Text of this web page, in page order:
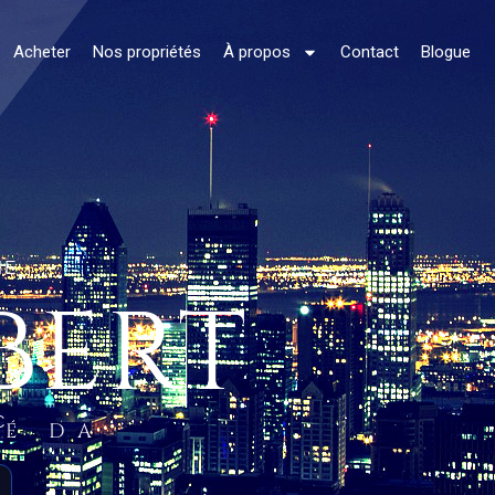
Acheter Nos propriétés À propos Contact Blogue
DA